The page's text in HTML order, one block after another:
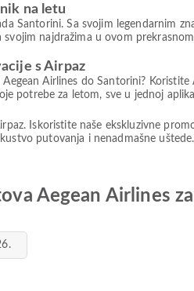
na letu
Santorini. Sa svojim legendarnim
svojim najdražima u ovom
s Airpaz
Airlines do Santorini?
potrebe za letom, sve u jednoj
Iskoristite naše ekskluzivne
putovanja i nenadmašne uštede.
Aegean Airlines